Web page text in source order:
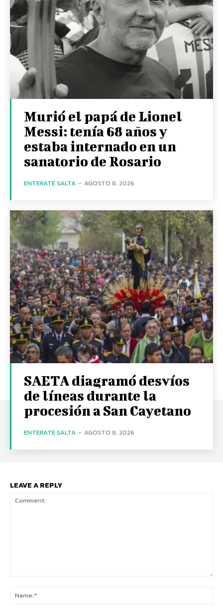
Murió el papá de Lionel
Messi: tenía 68 años y
estaba internado en un
sanatorio de Rosario
ENTERATE SALTA - AGOSTO 8, 2026
SAETA diagramó desvíos
de líneas durante la
procesión a San Cayetano
ENTERATE SALTA - AGOSTO 8, 2026
LEAVE A REPLY